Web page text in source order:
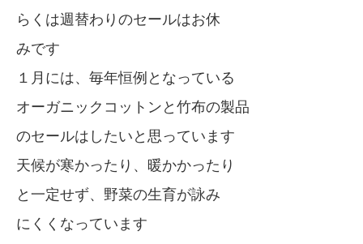
らくは週替わりのセールはお休
みです
１月には、毎年恒例となっている
オーガニックコットンと竹布の製品
のセールはしたいと思っています
天候が寒かったり、暖かかったり
と一定せず、野菜の生育が詠み
にくくなっています